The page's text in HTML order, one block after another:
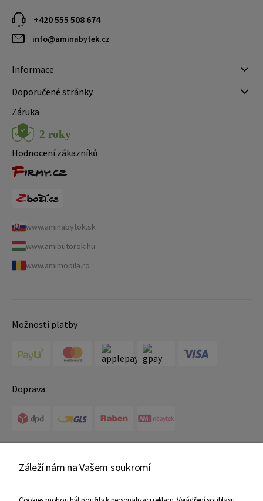
+420 555 508 674
info@aminabytek.cz
Informace
Doporučené stránky
Záruka
Hodnocení zákazníků
www.aminabytok.sk
www.amibutorok.hu
www.amimobila.ro
Možnosti platby
Doprava
Záleží nám na Vašem soukromí